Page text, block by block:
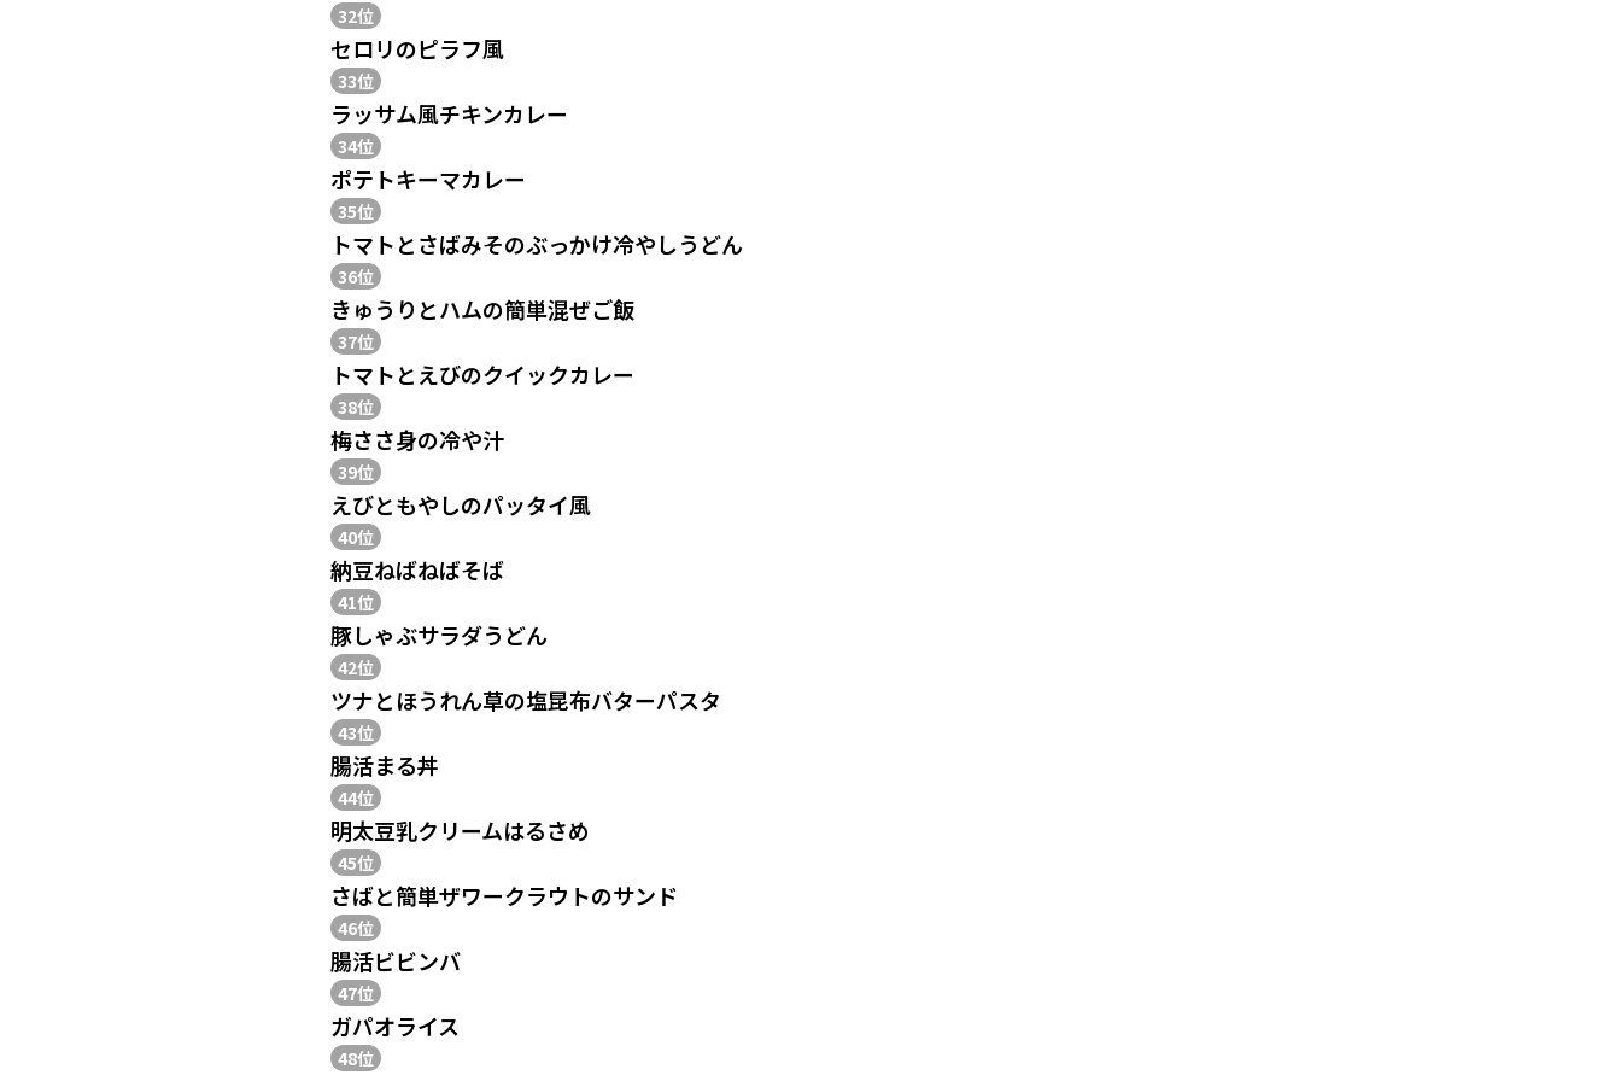
32位
セロリのピラフ風
33位
ラッサム風チキンカレー
34位
ポテトキーマカレー
35位
トマトとさばみそのぶっかけ冷やしうどん
36位
きゅうりとハムの簡単混ぜご飯
37位
トマトとえびのクイックカレー
38位
梅ささ身の冷や汁
39位
えびともやしのパッタイ風
40位
納豆ねばねばそば
41位
豚しゃぶサラダうどん
42位
ツナとほうれん草の塩昆布バターパスタ
43位
腸活まる丼
44位
明太豆乳クリームはるさめ
45位
さばと簡単ザワークラウトのサンド
46位
腸活ビビンバ
47位
ガパオライス
48位